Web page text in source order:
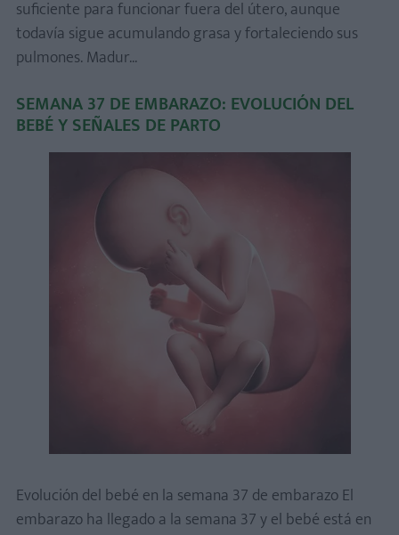
suficiente para funcionar fuera del útero, aunque
todavía sigue acumulando grasa y fortaleciendo sus
pulmones. Madur...
SEMANA 37 DE EMBARAZO: EVOLUCIÓN DEL
BEBÉ Y SEÑALES DE PARTO
Evolución del bebé en la semana 37 de embarazo El
embarazo ha llegado a la semana 37 y el bebé está en